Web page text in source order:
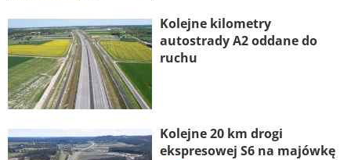
Kolejne kilometry
autostrady A2 oddane do
ruchu
Kolejne 20 km drogi
ekspresowej S6 na majówkę